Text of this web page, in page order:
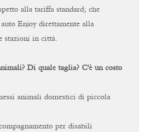
alla tariffa standard; che
Enjoy direttamente alla
stazioni in città.
Di quale taglia? C'è un costo
animali domestici di piccola
per disabili